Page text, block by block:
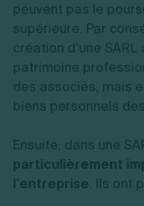
peuvent pas le
supérieure. Par
création d’une
patrimoine
des associés, mais
biens personnels
Ensuite, dans une
particulièrement
l’entreprise. Ils ont